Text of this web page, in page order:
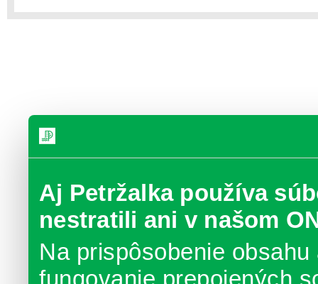
Aj Petržalka používa
nestratili ani v našom
Na prispôsobenie